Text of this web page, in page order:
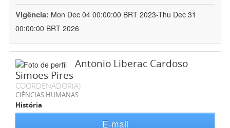
Vigência: Mon Dec 04 00:00:00 BRT 2023-Thu Dec 31
00:00:00 BRT 2026
Antonio Liberac Cardoso
Simoes Pires
COORDENADOR(A)
CIÊNCIAS HUMANAS
História
E-mail